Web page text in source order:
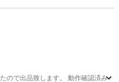
ので出品致します。 動作確認済み